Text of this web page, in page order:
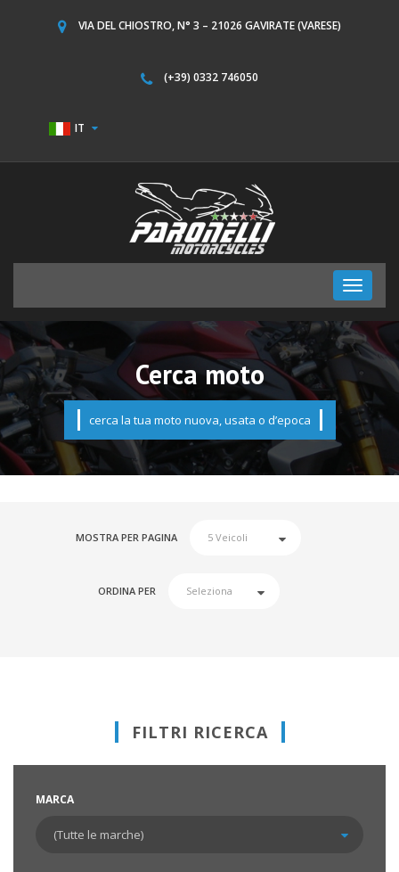
VIA DEL CHIOSTRO, N° 3 – 21026 GAVIRATE (VARESE)
(+39) 0332 746050
IT
Toggle
Cerca moto
cerca la tua moto nuova, usata o d’epoca
MOSTRA PER PAGINA
ORDINA PER
FILTRI RICERCA
MARCA